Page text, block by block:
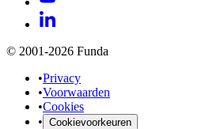
© 2001-2026 Funda
•Privacy
•Voorwaarden
•Cookies
• Cookievoorkeuren